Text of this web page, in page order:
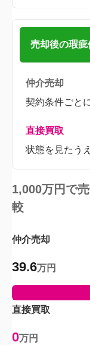
売却後の瑕疵
契約条件ごと
状態を見たう
1,000万円で
較
仲介売却
39.6万円
直接買取
0万円